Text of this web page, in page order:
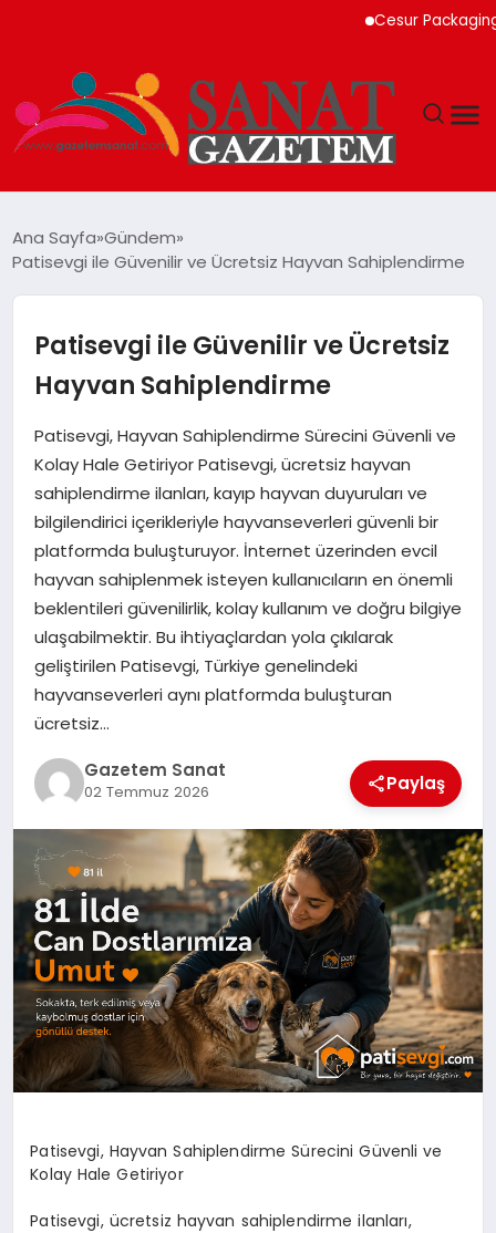
Cesur Packaging,
TEKNOLOJI
SIYASET
SPOR
YAŞAM
EKONOMI
SAĞLIK
DÜNYA
EĞITIM
Ana Sayfa Gündem
Patisevgi ile Güvenilir ve Ücretsiz Hayvan Sahiplendirme
Patisevgi ile Güvenilir ve Ücretsiz
Hayvan Sahiplendirme
Patisevgi, Hayvan Sahiplendirme Sürecini Güvenli ve
Kolay Hale Getiriyor Patisevgi, ücretsiz hayvan
sahiplendirme ilanları, kayıp hayvan duyuruları ve
bilgilendirici içerikleriyle hayvanseverleri güvenli bir
platformda buluşturuyor. İnternet üzerinden evcil
hayvan sahiplenmek isteyen kullanıcıların en önemli
beklentileri güvenilirlik, kolay kullanım ve doğru bilgiye
ulaşabilmektir. Bu ihtiyaçlardan yola çıkılarak
geliştirilen Patisevgi, Türkiye genelindeki
hayvanseverleri aynı platformda buluşturan
ücretsiz…
Gazetem Sanat
02 Temmuz 2026 Paylaş
Patisevgi, Hayvan Sahiplendirme Sürecini Güvenli ve
Kolay Hale Getiriyor
Patisevgi, ücretsiz hayvan sahiplendirme ilanları,